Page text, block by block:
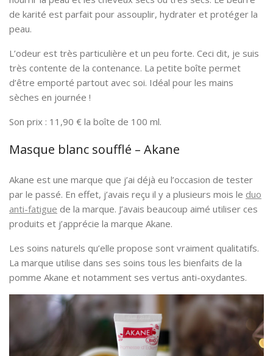
de karité est parfait pour assouplir, hydrater et protéger la
peau.
L’odeur est très particulière et un peu forte. Ceci dit, je suis
très contente de la contenance. La petite boîte permet
d’être emporté partout avec soi. Idéal pour les mains
sèches en journée !
Son prix : 11,90 € la boîte de 100 ml.
Masque blanc soufflé – Akane
Akane est une marque que j’ai déjà eu l’occasion de tester
par le passé. En effet, j’avais reçu il y a plusieurs mois le duo
anti-fatigue de la marque. J’avais beaucoup aimé utiliser ces
produits et j’apprécie la marque Akane.
Les soins naturels qu’elle propose sont vraiment qualitatifs.
La marque utilise dans ses soins tous les bienfaits de la
pomme Akane et notamment ses vertus anti-oxydantes.